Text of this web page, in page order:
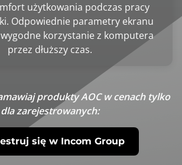
użytkowania podczas pracy
Odpowiednie parametry ekranu
korzystanie z komputera
przez dłuższy czas.
produkty AOC w cenach tylko
dla zarejestrowanych:
się w Incom Group